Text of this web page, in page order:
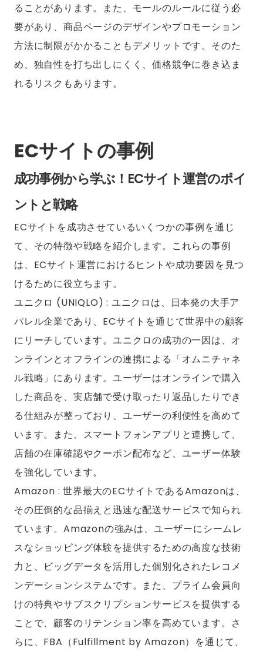
ることがあります。また、モールのルールに従う必
要があり、商品ページのデザインやプロモーション
方法に制限がかかることもデメリットです。そのた
め、独自性を打ち出しにくく、価格競争に巻き込ま
れるリスクもあります。
ECサイトの事例
成功事例から学ぶ！ECサイト運営のポイ
ントと戦略
ECサイトを成功させているいくつかの事例を通じ
て、その特徴や戦略を紹介します。これらの事例
は、ECサイト運営におけるヒントや成功要因を見つ
けるために役立ちます。
ユニクロ (UNIQLO) : ユニクロは、日本発の大手ア
パレル企業であり、ECサイトを通じて世界中の顧客
にリーチしています。ユニクロの成功の一因は、オ
ンラインとオフラインの連携による「オムニチャネ
ル戦略」にあります。ユーザーはオンラインで購入
した商品を、実店舗で受け取ったり返品したりでき
る仕組みが整っており、ユーザーの利便性を高めて
います。また、スマートフォンアプリと連携して、
店舗の在庫確認やクーポン配布など、ユーザー体験
を強化しています。
Amazon : 世界最大のECサイトであるAmazonは、
その圧倒的な品揃えと迅速な配送サービスで知られ
ています。Amazonの強みは、ユーザーにシームレ
スなショッピング体験を提供するための高度な技術
力と、ビッグデータを活用した個別化されたレコメ
ンデーションシステムです。また、プライム会員向
けの特典やサブスクリプションサービスを提供する
ことで、顧客のリテンション率を高めています。さ
らに、FBA（Fulfillment by Amazon）を通じて、